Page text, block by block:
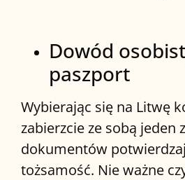
Dowód
paszport
Wybierając się na Litwę
zabierzcie ze sobą jeden
dokumentów
tożsamość. Nie ważne